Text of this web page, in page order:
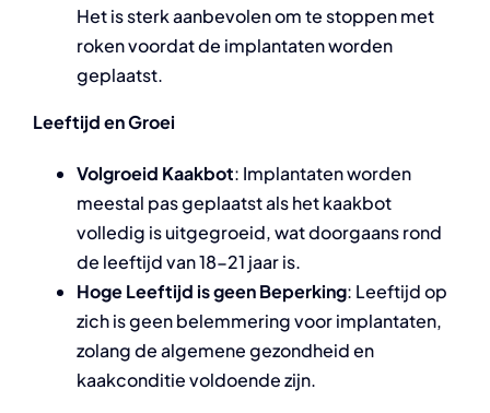
Het is sterk aanbevolen om te stoppen met
roken voordat de implantaten worden
geplaatst.
Leeftijd en Groei
Volgroeid Kaakbot: Implantaten worden
meestal pas geplaatst als het kaakbot
volledig is uitgegroeid, wat doorgaans rond
de leeftijd van 18-21 jaar is.
Hoge Leeftijd is geen Beperking: Leeftijd op
zich is geen belemmering voor implantaten,
zolang de algemene gezondheid en
kaakconditie voldoende zijn.